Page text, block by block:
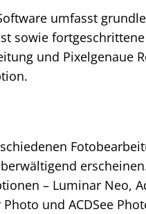
umfasst
sowie
und Pixelgenaue
– Luminar Neo,
und ACDSee